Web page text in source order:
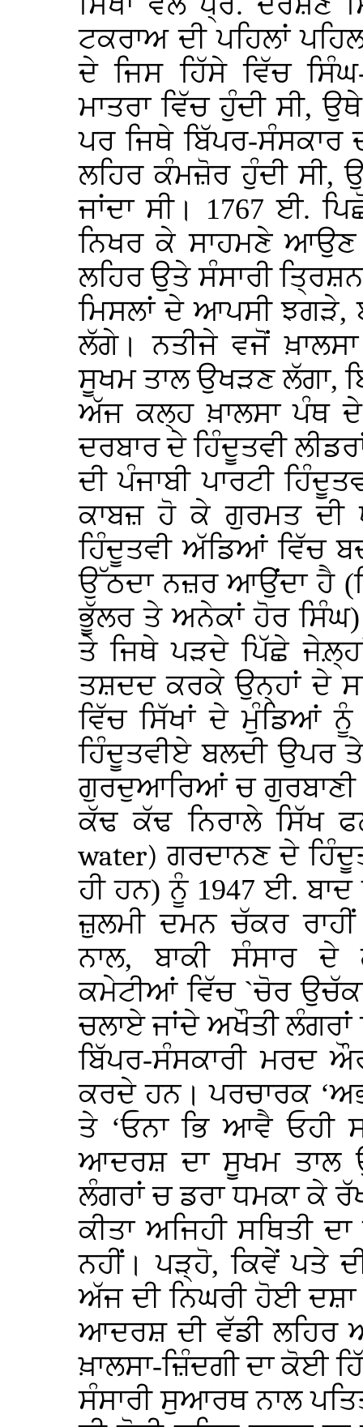
ਟਕਰਾਅ ਦੀ ਪਹਿਲਾਂ
ਦੇ ਜਿਸ ਹਿੱਸੇ ਵਿੱਚ
ਮਾਤਰਾ ਵਿੱਚ ਹੁੰਦੀ ਸੀ,
ਪਰ ਜਿਥੇ ਬਿੱਪਰ-ਸੰਸਕਾਰ
ਲਹਿਰ ਕੰਮਜ਼ੋਰ ਹੁੰਦੀ
ਜਾਂਦਾ ਸੀ। 1767 ਈ.
ਨਿਖਰ ਕੇ ਸਾਹਮਣੇ ਆਉਣ
ਲਹਿਰ ਉਤੇ ਸੰਸਾਰੀ
ਮਿਸਲਾਂ ਦੇ ਆਪਸੀ ਝਗੜੇ,
ਲੱਗੇ। ਨਤੀਜੇ ਵਜੋਂ
ਸੂਖਮ ਤਾਲ ਉਖੜਣ ਲੱਗਾ,
ਅੱਜ ਕਲ੍ਹ ਖ਼ਾਲਸਾ ਪੰਥ
ਦਰਬਾਰ ਦੇ ਹਿੰਦੂਤਵੀ
ਦੀ ਪੰਜਾਬੀ ਪਾਰਟੀ
ਕਾਬਜ਼ ਹੋ ਕੇ ਗੁਰਮਤ
ਹਿੰਦੂਤਵੀ ਅੱਡਿਆਂ ਵਿੱਚ
ਉੱਠਦਾ ਨਜ਼ਰ ਆਉਂਦਾ ਹੈ
ਭੂੱਲਰ ਤੇ ਅਨੇਕਾਂ ਹੋਰ
ਤੇ ਜਿਥੇ ਪੜਦੇ ਪਿੱਛੇ
ਤਸ਼ਦਦ ਕਰਕੇ ਉਨ੍ਹਾਂ ਦੇ
ਵਿੱਚ ਸਿੱਖਾਂ ਦੇ ਮੁੰਡਿਆਂ
ਹਿੰਦੂਤਵੀਏ ਬਲਦੀ
ਗੁਰਦੁਆਰਿਆਂ ਚ ਗੁਰਬਾਣੀ
ਕੱਢ ਕੱਢ ਨਿਰਾਲੇ ਸਿੱਖ
water)ਗਰਦਾਨਣ ਦੇ
ਹੀ ਹਨ) ਨੂੰ 1947 ਈ.
ਜ਼ੁਲਮੀ ਦਮਨ ਚੱਕਰ
ਨਾਲ, ਬਾਕੀ ਸੰਸਾਰ
ਕਮੇਟੀਆਂ ਵਿੱਚ `ਚੋਰ
ਚਲਾਏ ਜਾਂਦੇ ਅਖੌਤੀ ਲੰਗਰਾਂ
ਬਿੱਪਰ-ਸੰਸਕਾਰੀ ਮਰਦ
ਕਰਦੇ ਹਨ। ਪਰਚਾਰਕ
ਤੇ ‘ਓਨਾ ਭਿ ਆਵੈ ਓਹੀ
ਆਦਰਸ਼ ਦਾ ਸੂਖਮ ਤਾਲ
ਲੰਗਰਾਂ ਚ ਡਰਾ ਧਮਕਾ ਕੇ
ਕੀਤਾ ਅਜਿਹੀ ਸਥਿਤੀ
ਨਹੀਂ। ਪੜ੍ਹੋ, ਕਿਵੇਂ ਪਤੇ
ਅੱਜ ਦੀ ਨਿਘਰੀ ਹੋਈ ਦਸ਼ਾ
ਆਦਰਸ਼ ਦੀ ਵੱਡੀ ਲਹਿਰ
ਖ਼ਾਲਸਾ-ਜ਼ਿੰਦਗੀ ਦਾ ਕੋਈ
ਸੰਸਾਰੀ ਸੁਆਰਥ ਨਾਲ